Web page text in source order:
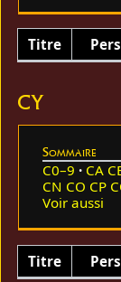
Titre
CY
Sommaire
C0–9 CA
CN CO CP
Voir aussi
Titre